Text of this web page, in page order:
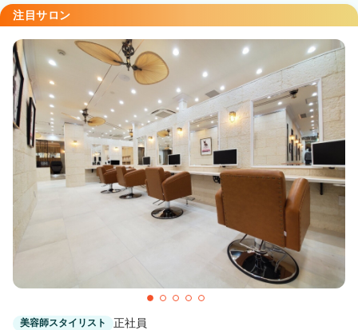
little 大宮 【リトルオオミヤ】
little×RINNE 栄 【リトルリンネ】
栄(名古屋)駅 徒歩1分
little×aimer 仙台2号店 【リトルエメ】
仙台駅 徒歩3分
little 小倉 【リトルコクラ】
小倉(福岡)駅 徒歩2分
little×PORTO元町 【リトルポルトモトマチ】
注目サロン
美容師スタイリスト 正社員